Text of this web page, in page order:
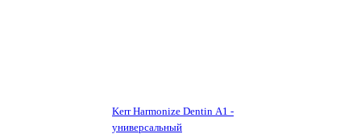
Kerr Harmonize Dentin A1 -
универсальный